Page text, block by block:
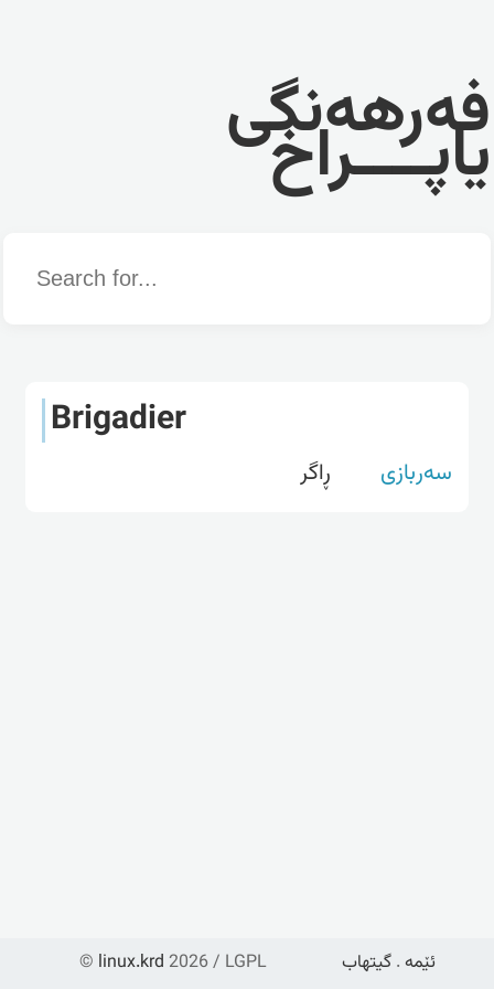
فەرهەنگی
یاپــــراخ
Word
Brigadier
سەربازی ڕاگر
© linux.krd 2026 / LGPL ئێمە . گیتهاب